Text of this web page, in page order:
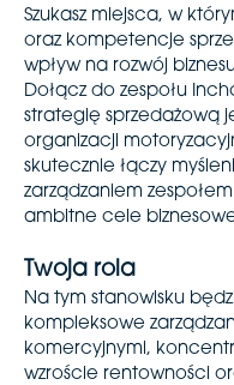
Szukasz miejsca, w
oraz kompetencje
wpływ na rozwój
Dołącz do zespołu
strategię sprzedażową
organizacji
skutecznie łączy
zarządzaniem
ambitne cele
Twoja rola
Na tym stanowisku
kompleksowe
komercyjnymi,
wzroście rentowności